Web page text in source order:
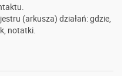
(arkusza) działań: gdzie,
notatki.